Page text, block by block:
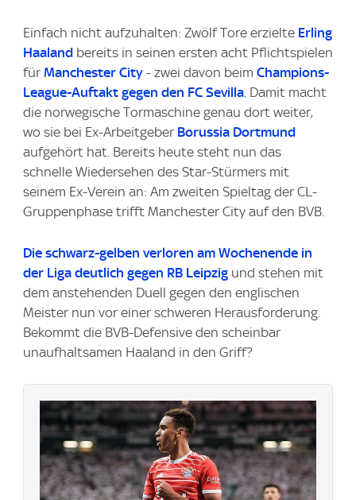
Einfach nicht aufzuhalten: Zwölf Tore erzielte Erling
Haaland bereits in seinen ersten acht Pflichtspielen
für Manchester City - zwei davon beim Champions-
League-Auftakt gegen den FC Sevilla. Damit macht
die norwegische Tormaschine genau dort weiter,
wo sie bei Ex-Arbeitgeber Borussia Dortmund
aufgehört hat. Bereits heute steht nun das
schnelle Wiedersehen des Star-Stürmers mit
seinem Ex-Verein an: Am zweiten Spieltag der CL-
Gruppenphase trifft Manchester City auf den BVB.
Die schwarz-gelben verloren am Wochenende in
der Liga deutlich gegen RB Leipzig und stehen mit
dem anstehenden Duell gegen den englischen
Meister nun vor einer schweren Herausforderung.
Bekommt die BVB-Defensive den scheinbar
unaufhaltsamen Haaland in den Griff?